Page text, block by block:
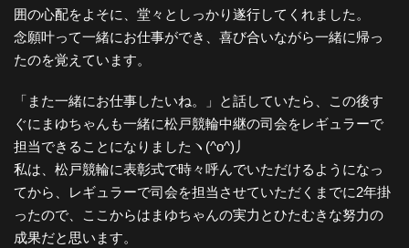
囲の心配をよそに、堂々としっかり遂行してくれました。
念願叶って一緒にお仕事ができ、喜び合いながら一緒に帰っ
たのを覚えています。
「また一緒にお仕事したいね。」と話していたら、この後す
ぐにまゆちゃんも一緒に松戸競輪中継の司会をレギュラーで
担当できることになりましたヽ(^o^)丿
私は、松戸競輪に表彰式で時々呼んでいただけるようになっ
てから、レギュラーで司会を担当させていただくまでに2年掛
ったので、ここからはまゆちゃんの実力とひたむきな努力の
成果だと思います。